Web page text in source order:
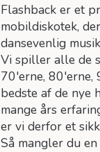
Flashback er et
mobildiskotek,
dansevenlig
Vi spiller alle de
70'erne, 80'erne,
bedste af de nye
mange års
er vi derfor et
Så mangler du en